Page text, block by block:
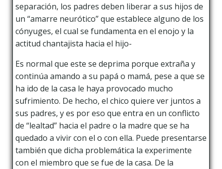
separación, los padres deben liberar a sus hijos de
un “amarre neurótico” que establece alguno de los
cónyuges, el cual se fundamenta en el enojo y la
actitud chantajista hacia el hijo-
Es normal que este se deprima porque extraña y
continúa amando a su papá o mamá, pese a que se
ha ido de la casa le haya provocado mucho
sufrimiento. De hecho, el chico quiere ver juntos a
sus padres, y es por eso que entra en un conflicto
de “lealtad” hacia el padre o la madre que se ha
quedado a vivir con el o con ella. Puede presentarse
también que dicha problemática la experimente
con el miembro que se fue de la casa. De la